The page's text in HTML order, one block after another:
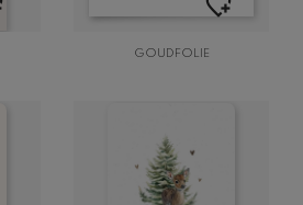
GOUDFOLIE